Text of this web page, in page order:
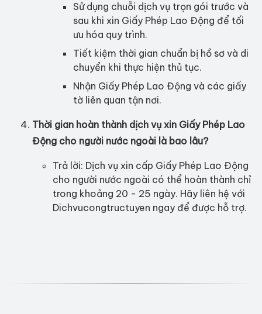
Sử dụng chuỗi dịch vụ trọn gói trước và
sau khi xin Giấy Phép Lao Động để tối
ưu hóa quy trình.
Tiết kiệm thời gian chuẩn bị hồ sơ và di
chuyển khi thực hiện thủ tục.
Nhận Giấy Phép Lao Động và các giấy
tờ liên quan tận nơi.
Thời gian hoàn thành dịch vụ xin Giấy Phép Lao
Động cho người nước ngoài là bao lâu?
Trả lời: Dịch vụ xin cấp Giấy Phép Lao Động
cho người nước ngoài có thể hoàn thành chỉ
trong khoảng 20 - 25 ngày. Hãy liên hệ với
Dichvucongtructuyen ngay để được hỗ trợ.